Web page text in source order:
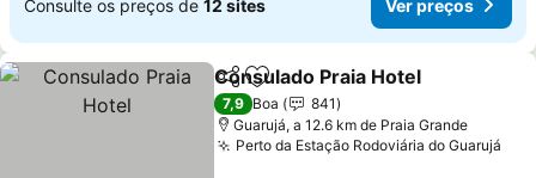
Consulte os preços de 12 sites Ver preços
PartilharAdicionar aos favoritos
Consulado Praia Hotel
7,9 Boa
841
Guarujá, a 12.6 km de Praia Grande
Perto da Estação Rodoviária do Guarujá